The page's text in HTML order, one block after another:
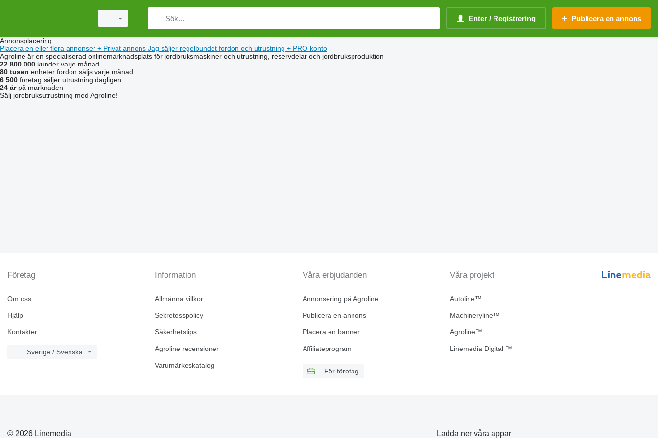
Enter / Registrering Publicera en annons
Annonsplacering
Placera en eller flera annonser + Privat annons Jag säljer regelbundet fordon och utrustning + PRO-konto
Agroline är en specialiserad onlinemarknadsplats för jordbruksmaskiner och utrustning, reservdelar och jordbruksproduktion
22 800 000 kunder varje månad
80 tusen enheter fordon säljs varje månad
6 500 företag säljer utrustning dagligen
24 årpå marknaden
Sälj jordbruksutrustning med Agroline!
Företag
Om oss
Hjälp
Kontakter
Sverige / Svenska
Information
Allmänna villkor
Sekretesspolicy
Säkerhetstips
Agroline recensioner
Varumärkeskatalog
Våra erbjudanden
Annonsering på Agroline
Publicera en annons
Placera en banner
Affiliateprogram
För företag
Våra projekt
Autoline™
Machineryline™
Agroline™
Linemedia Digital ™
© 2026 Linemedia Ladda ner våra appar